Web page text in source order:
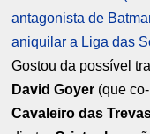
antagonista de
aniquilar a Liga das
Gostou da possível
David Goyer (que
Cavaleiro das